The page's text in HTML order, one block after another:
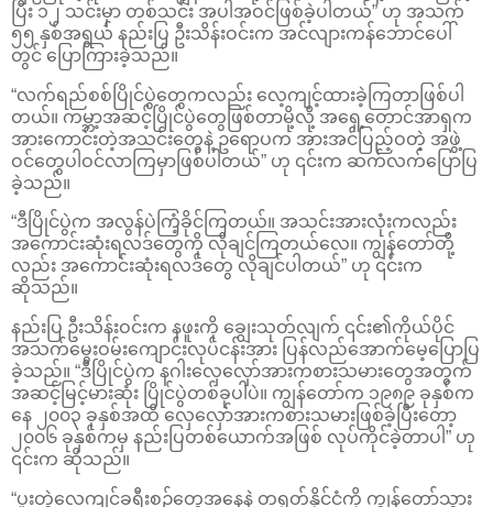
ပြီး ၁၂ သင်းမှာ တစ်သင်း အပါအဝင်ဖြစ်ခဲ့ပါတယ်” ဟု အသက်
၅၅ နှစ်အရွယ် နည်းပြ ဦးသိန်းဝင်းက အင်လျားကန်ဘောင်ပေါ်
တွင် ပြောကြားခဲ့သည်။
“လက်ရည်စစ်ပြိုင်ပွဲတွေကလည်း လေ့ကျင့်ထားခဲ့ကြတာဖြစ်ပါ
တယ်။ ကမ္ဘာ့အဆင့်ပြိုင်ပွဲတွေဖြစ်တာမို့လို့ အရှေ့တောင်အာရှက
အားကောင်းတဲ့အသင်းတွေနဲ့ ဥရောပက အားအင်ပြည့်ဝတဲ့ အဖွဲ့
ဝင်တွေပါဝင်လာကြမှာဖြစ်ပါတယ်” ဟု ၎င်းက ဆက်လက်ပြောပြ
ခဲ့သည်။
“ဒီပြိုင်ပွဲက အလွန်ပဲကြံ့ခိုင်ကြတယ်။ အသင်းအားလုံးကလည်း
အကောင်းဆုံးရလဒ်တွေကို လိုချင်ကြတယ်လေ။ ကျွန်တော်တို့
လည်း အကောင်းဆုံးရလဒ်တွေ လိုချင်ပါတယ်” ဟု ၎င်းက
ဆိုသည်။
နည်းပြ ဦးသိန်းဝင်းက နဖူးကို ချွေးသုတ်လျက် ၎င်း၏ကိုယ်ပိုင်
အသက်မွေးဝမ်းကျောင်းလုပ်ငန်းအား ပြန်လည်အောက်မေ့ပြောပြ
ခဲ့သည်။ “ဒီပြိုင်ပွဲက နဂါးလှေလှော်အားကစားသမားတွေအတွက်
အဆင့်မြင့်မားဆုံး ပြိုင်ပွဲတစ်ခုပါပဲ။ ကျွန်တော်က ၁၉၈၉ ခုနှစ်က
နေ ၂၀၀၃ ခုနှစ်အထိ လှေလှော်အားကစားသမားဖြစ်ခဲ့ပြီးတော့
၂၀၀၆ ခုနှစ်ကမှ နည်းပြတစ်ယောက်အဖြစ် လုပ်ကိုင်ခဲ့တာပါ” ဟု
၎င်းက ဆိုသည်။
“ပူးတွဲလေ့ကျင့်ခရီးစဉ်တွေအနေနဲ့ တရုတ်နိုင်ငံကို ကျွန်တော်သွား